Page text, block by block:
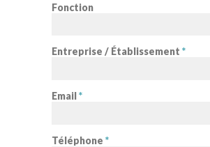
Fonction
Entreprise / Établissement *
Email*
Téléphone *